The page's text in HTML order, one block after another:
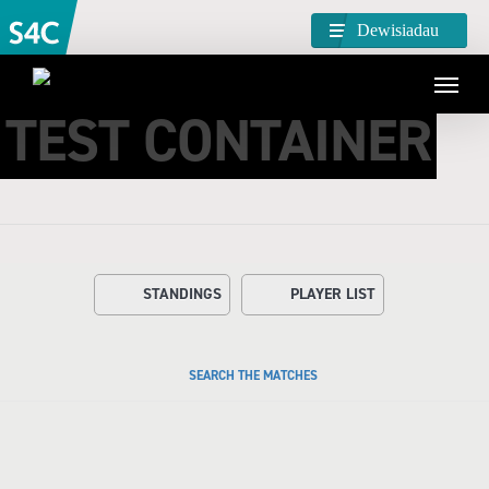
Dewisiadau
TEST CONTAINER
STANDINGS PLAYER LIST
SEARCH THE MATCHES